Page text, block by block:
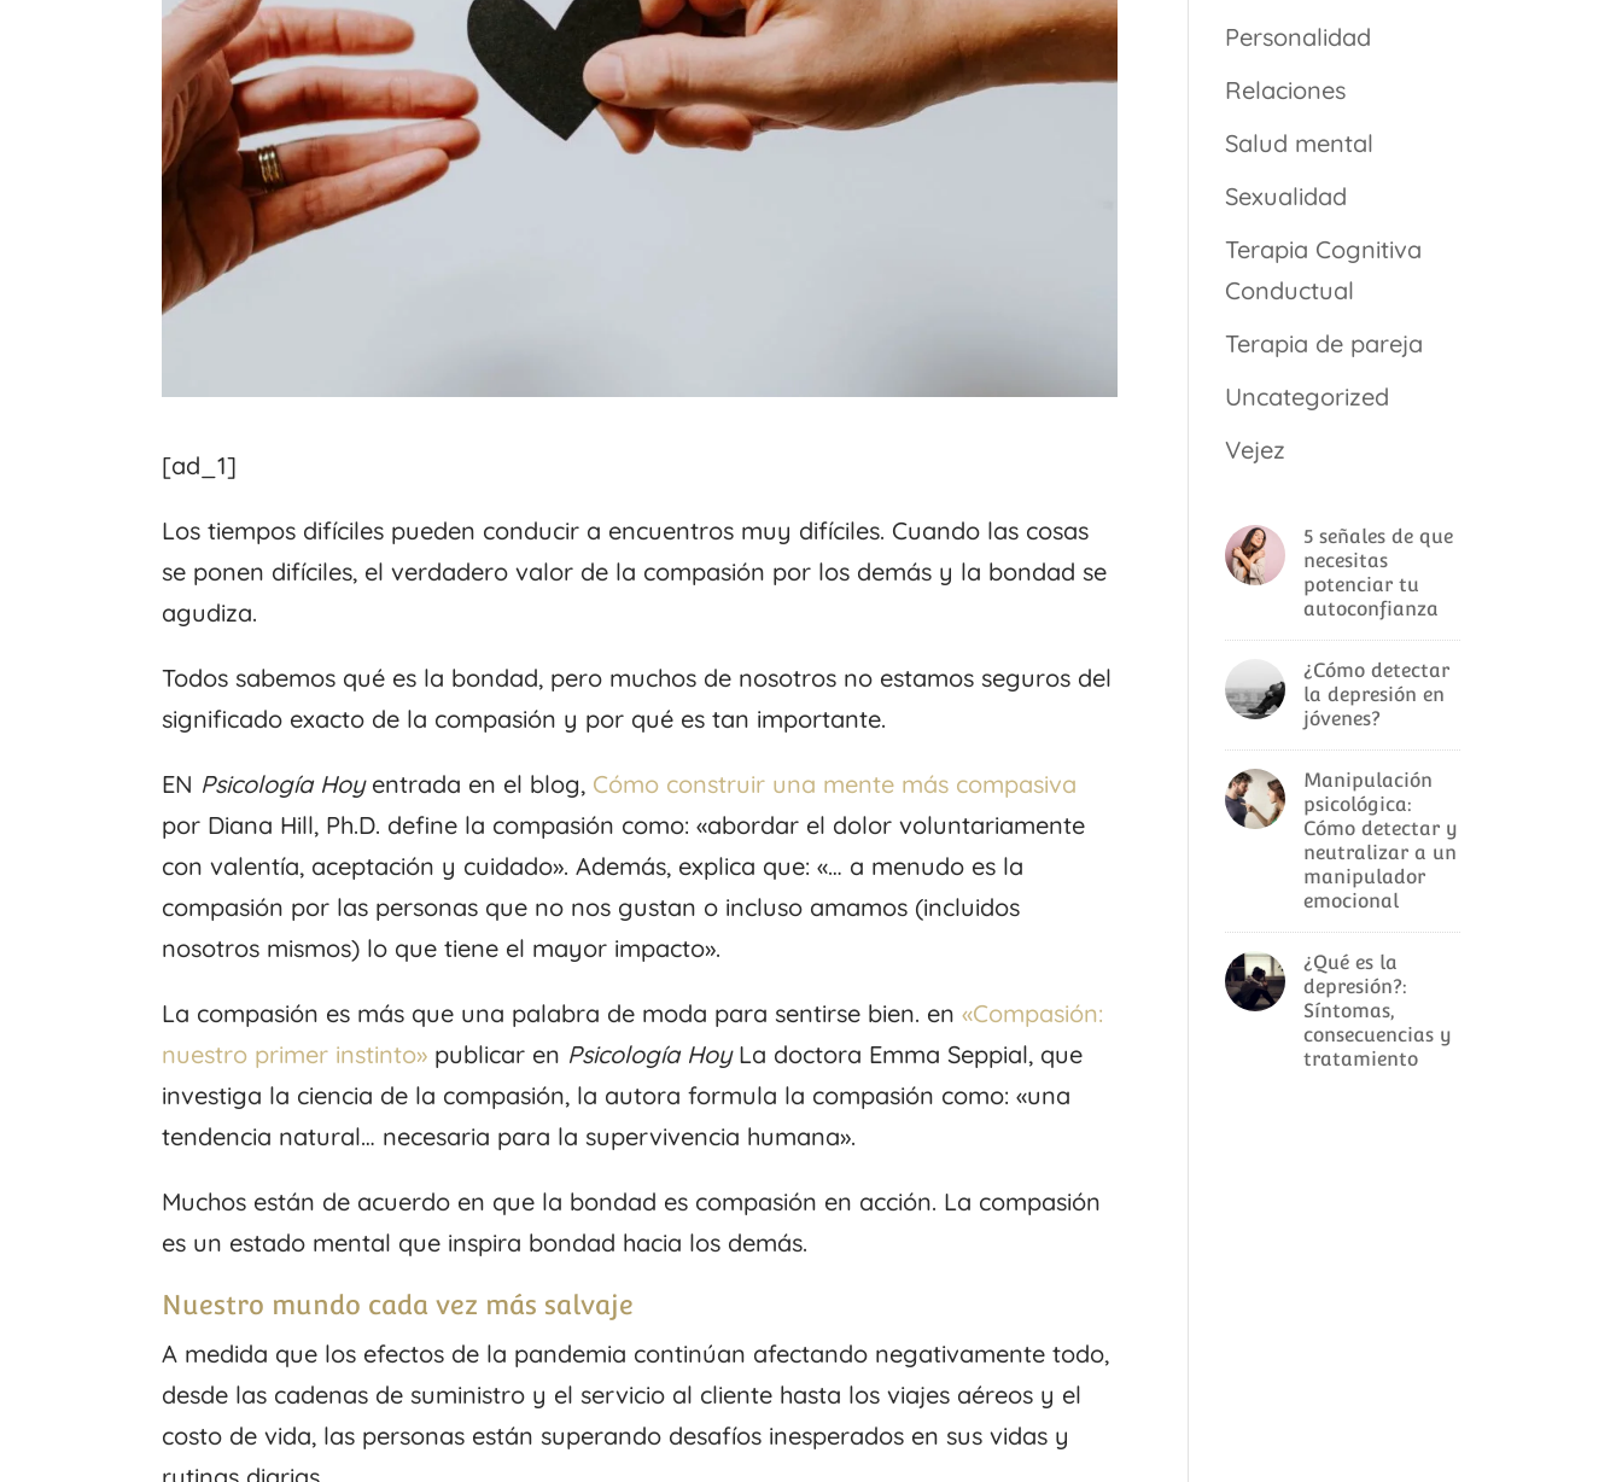
[ad_1]
Los tiempos difíciles pueden conducir a encuentros muy difíciles. Cuando las cosas
se ponen difíciles, el verdadero valor de la compasión por los demás y la bondad se
agudiza.
Todos sabemos qué es la bondad, pero muchos de nosotros no estamos seguros del
significado exacto de la compasión y por qué es tan importante.
EN Psicología Hoyentrada en el blog, Cómo construir una mente más compasiva
por Diana Hill, Ph.D. define la compasión como: «abordar el dolor voluntariamente
con valentía, aceptación y cuidado». Además, explica que: «… a menudo es la
compasión por las personas que no nos gustan o incluso amamos (incluidos
nosotros mismos) lo que tiene el mayor impacto».
La compasión es más que una palabra de moda para sentirse bien. en«Compasión:
nuestro primer instinto» publicar en Psicología HoyLa doctora Emma Seppial, que
investiga la ciencia de la compasión, la autora formula la compasión como: «una
tendencia natural… necesaria para la supervivencia humana».
Muchos están de acuerdo en que la bondad es compasión en acción. La compasión
es un estado mental que inspira bondad hacia los demás.
Nuestro mundo cada vez más salvaje
A medida que los efectos de la pandemia continúan afectando negativamente todo,
desde las cadenas de suministro y el servicio al cliente hasta los viajes aéreos y el
costo de vida, las personas están superando desafíos inesperados en sus vidas y
Personalidad
Relaciones
Salud mental
Sexualidad
Terapia Cognitiva
Conductual
Terapia de pareja
Uncategorized
Vejez
5 señales de que
necesitas
potenciar tu
autoconfianza
¿Cómo detectar
la depresión en
jóvenes?
Manipulación
psicológica:
Cómo detectar y
neutralizar a un
manipulador
emocional
¿Qué es la
depresión?:
Síntomas,
consecuencias y
tratamiento